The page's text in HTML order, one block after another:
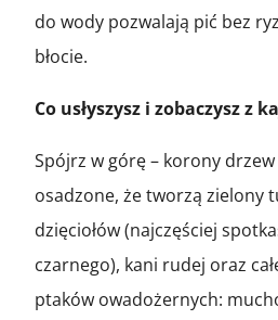
do wody pozwalają pić bez
błocie.
Co usłyszysz i zobaczysz z
Spójrz w górę – korony
osadzone, że tworzą zielony
dzięciołów (najczęściej
czarnego), kani rudej oraz
ptaków owadożernych: